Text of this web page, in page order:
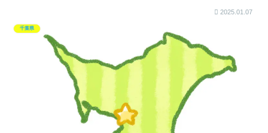
2025.01.07
千葉県